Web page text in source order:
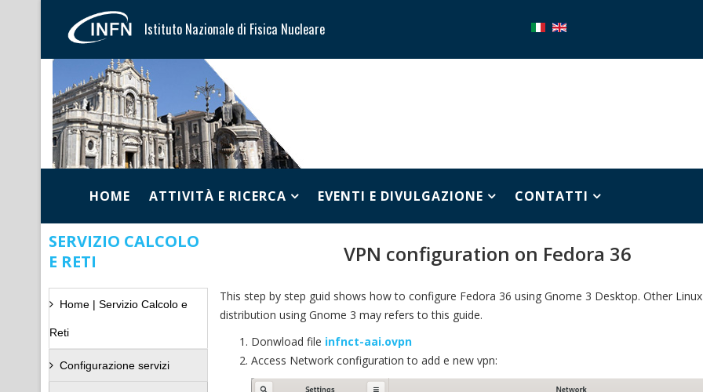
Istituto Nazionale di Fisica Nucleare
HOME ATTIVITÀ E RICERCA EVENTI E DIVULGAZIONE CONTATTI
SERVIZIO CALCOLO
E RETI
Home | Servizio Calcolo e
Reti
Configurazione servizi
VPN configuration on Fedora 36
This step by step guid shows how to configure Fedora 36 using Gnome 3 Desktop. Other Linux
distribution using Gnome 3 may refers to this guide.
Donwload file infnct-aai.ovpn
Access Network configuration to add e new vpn: